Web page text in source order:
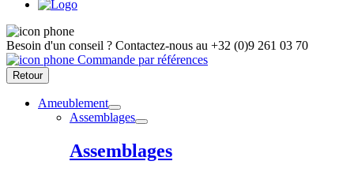
Besoin d'un conseil ? Contactez-nous au +32 (0)9 261 03 70
Commande par références
Retour
Ameublement
Assemblages
Assemblages